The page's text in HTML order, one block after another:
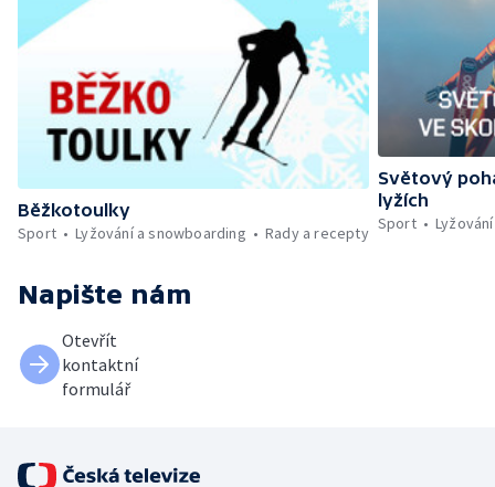
Běžkotoulky
Sport
Lyžování a snowboarding Rady a recepty
Světový
lyžích
Sport
Napište nám
Otevřít
kontaktní
formulář